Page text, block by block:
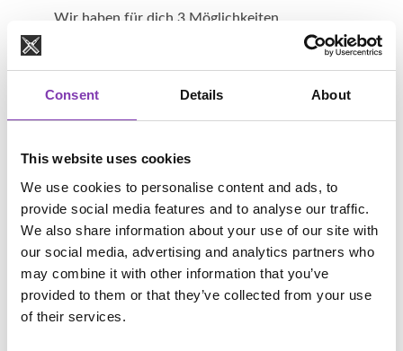
Consent Details About
This website uses cookies
We use cookies to personalise content and ads, to
provide social media features and to analyse our traffic.
We also share information about your use of our site with
our social media, advertising and analytics partners who
may combine it with other information that you’ve
provided to them or that they’ve collected from your use
of their services.
Wir haben für dich 3 Möglichkeiten
verschließbares Glasgefäß (obacht, nicht die
Fingerchen verbrühen!).
Nachdem du dein Reisgericht gegessen hast,
bist du gestärkt und fit. Sehr gut, also weiter:
Für die Haarkur brauchst du eine
und füllst diese mit